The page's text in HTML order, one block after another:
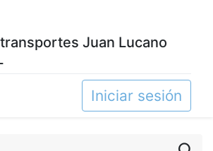
Juan Lucano
Iniciar sesión